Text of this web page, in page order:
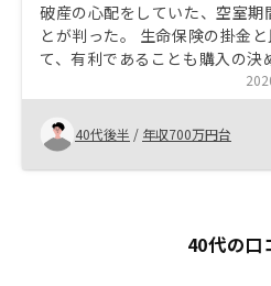
破産の心配をしていた、空室期
とが判った。 生命保険の掛金
て、有利であることも購入の決
た。確定申告用に、経費を管
教えてもらったり、アプリで管
うになると嬉しいです。
40代後半 / 年収700万円台
40代の口